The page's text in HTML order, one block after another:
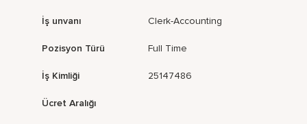
İş unvanı Clerk-Accounting
Pozisyon Türü Full Time
İş Kimliği 25147486
Ücret Aralığı